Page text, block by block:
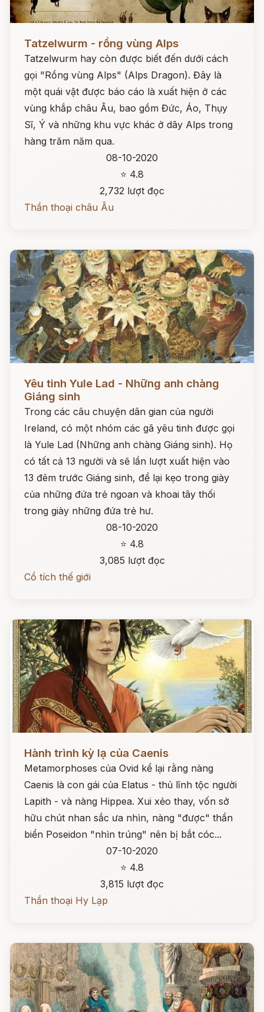
Tatzelwurm - rồng vùng Alps
Tatzelwurm hay còn được biết đến dưới cách
gọi "Rồng vùng Alps" (Alps Dragon). Đây là
một quái vật được báo cáo là xuất hiện ở các
vùng khắp châu Âu, bao gồm Đức, Áo, Thụy
Sĩ, Ý và những khu vực khác ở dãy Alps trong
hàng trăm năm qua.
08-10-2020
⭐ 4.8
2,732 lượt đọc
Thần thoại châu Âu
Yêu tinh Yule Lad - Những anh chàng
Giáng sinh
Trong các câu chuyện dân gian của người
Ireland, có một nhóm các gã yêu tinh được gọi
là Yule Lad (Những anh chàng Giáng sinh). Họ
có tất cả 13 người và sẽ lần lượt xuất hiện vào
13 đêm trước Giáng sinh, để lại kẹo trong giày
của những đứa trẻ ngoan và khoai tây thối
trong giày những đứa trẻ hư.
08-10-2020
⭐ 4.8
3,085 lượt đọc
Cổ tích thế giới
Hành trình kỳ lạ của Caenis
Metamorphoses của Ovid kể lại rằng nàng
Caenis là con gái của Elatus - thủ lĩnh tộc người
Lapith - và nàng Hippea. Xui xẻo thay, vốn sở
hữu chút nhan sắc ưa nhìn, nàng "được" thần
biển Poseidon "nhìn trúng" nên bị bắt cóc...
07-10-2020
⭐ 4.8
3,815 lượt đọc
Thần thoại Hy Lạp